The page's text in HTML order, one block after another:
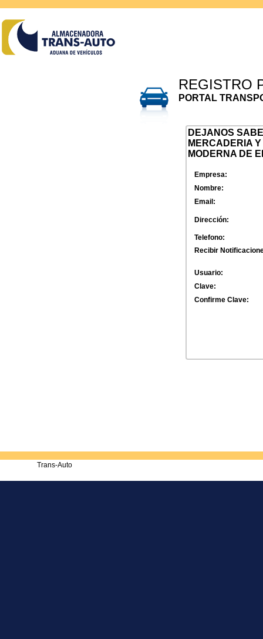
REGISTRO
PORTAL
DEJANOS
MERCADERIA
MODERNA DE
Empresa:
Nombre:
Email:
Dirección:
Telefono:
Recibir
Usuario:
Clave:
Confirme Clave:
Trans-Auto